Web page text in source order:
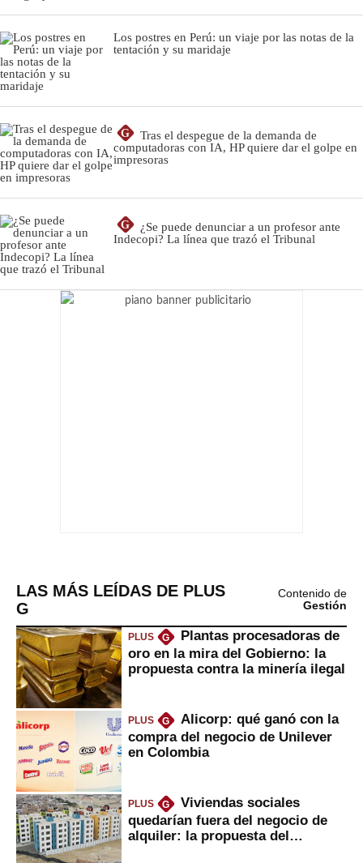
Los postres en Perú: un viaje por las notas de la
tentación y su maridaje
G
Tras el despegue de la demanda de
computadoras con IA, HP quiere dar el golpe en
impresoras
G
¿Se puede denunciar a un profesor ante
Indecopi? La línea que trazó el Tribunal
LAS MÁS LEÍDAS DE PLUS
G
Contenido de
Gestión
PLUS G
Plantas procesadoras de
oro en la mira del Gobierno: la
propuesta contra la minería ilegal
PLUS G
Alicorp: qué ganó con la
compra del negocio de Unilever
en Colombia
PLUS G
Viviendas sociales
quedarían fuera del negocio de
alquiler: la propuesta del